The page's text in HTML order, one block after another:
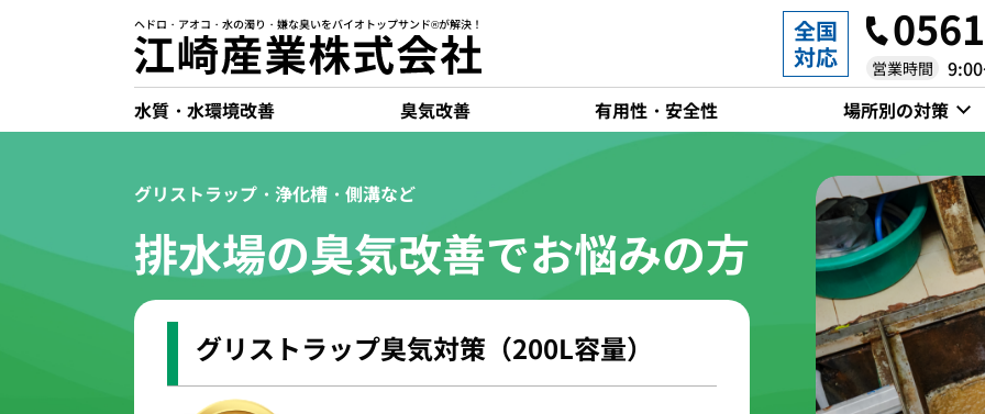
ヘドロ・アオコ・水の濁り・嫌な臭いをバイオトップサンド®が解決！
全国
対応
営業時間
水質・水環境改善
臭気改善 有用性・安全性 場所別の対策
池 畜産場
グリストラップ・浄化槽・側溝など
排水場の臭気改善でお悩みの方
グリストラップ臭気対策（200L容量）